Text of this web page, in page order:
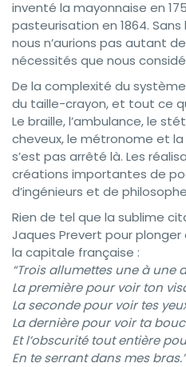
inventé la mayonnaise en
pasteurisation en 1864.
nous n’aurions pas autant
nécessités que nous
De la complexité du
du taille-crayon, et tout ce
Le braille, l’ambulance, le
cheveux, le métronome et
s’est pas arrêté là. Les
créations importantes de
d’ingénieurs et de
Rien de tel que la sublime
Jaques Prevert pour plonger
la capitale française :
“Trois allumettes une à une
La première pour voir ton
La seconde pour voir tes
La dernière pour voir ta
Et l’obscurité tout entière
En te serrant dans mes bras.”